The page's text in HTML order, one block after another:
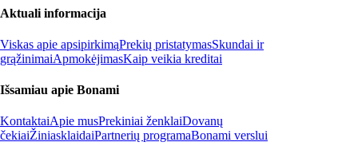
Aktuali informacija
Viskas apie apsipirkimąPrekių pristatymasSkundai ir
grąžinimaiApmokėjimasKaip veikia kreditai
Išsamiau apie Bonami
KontaktaiApie musPrekiniai ženklaiDovanų
čekiaiŽiniasklaidaiPartnerių programaBonami verslui